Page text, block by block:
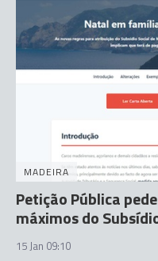
MADEIRA
Petição Pública
máximos do
15 Jan 09:10